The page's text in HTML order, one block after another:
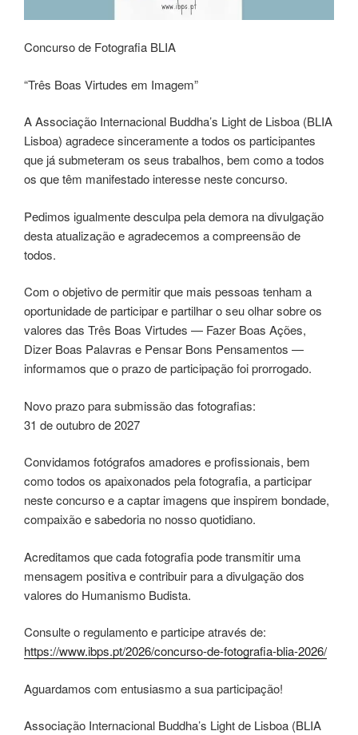
Concurso de Fotografia BLIA
“Três Boas Virtudes em Imagem”
A Associação Internacional Buddha’s Light de Lisboa (BLIA
Lisboa) agradece sinceramente a todos os participantes
que já submeteram os seus trabalhos, bem como a todos
os que têm manifestado interesse neste concurso.
Pedimos igualmente desculpa pela demora na divulgação
desta atualização e agradecemos a compreensão de
todos.
Com o objetivo de permitir que mais pessoas tenham a
oportunidade de participar e partilhar o seu olhar sobre os
valores das Três Boas Virtudes — Fazer Boas Ações,
Dizer Boas Palavras e Pensar Bons Pensamentos —
informamos que o prazo de participação foi prorrogado.
Novo prazo para submissão das fotografias:
31 de outubro de 2027
Convidamos fotógrafos amadores e profissionais, bem
como todos os apaixonados pela fotografia, a participar
neste concurso e a captar imagens que inspirem bondade,
compaixão e sabedoria no nosso quotidiano.
Acreditamos que cada fotografia pode transmitir uma
mensagem positiva e contribuir para a divulgação dos
valores do Humanismo Budista.
Consulte o regulamento e participe através de:
https://www.ibps.pt/2026/concurso-de-fotografia-blia-2026/
Aguardamos com entusiasmo a sua participação!
Associação Internacional Buddha’s Light de Lisboa (BLIA